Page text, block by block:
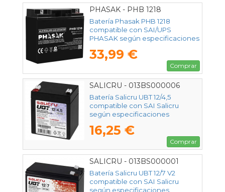
PHASAK - PHB 1218
Batería Phasak PHB 1218
compatible con SAI/UPS
PHASAK según especificaciones
33,99 €
Comprar
SALICRU - 013BS000006
Batería Salicru UBT 12/4,5
compatible con SAI Salicru
según especificaciones
16,25 €
Comprar
SALICRU - 013BS000001
Batería Salicru UBT 12/7 V2
compatible con SAI Salicru
según especificaciones